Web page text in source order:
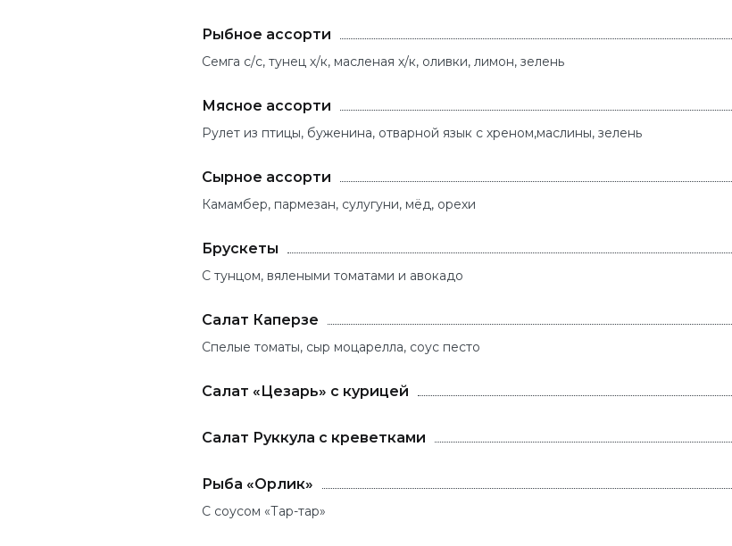
Рыбное ассорти
Семга с/с, тунец х/к, масленая х/к, оливки, лимон, зелень
Мясное ассорти
Рулет из птицы, буженина, отварной язык с хреном,маслины, зелень
Сырное ассорти
Камамбер, пармезан, сулугуни, мёд, орехи
Брускеты
С тунцом, вялеными томатами и авокадо
Салат Каперзе
Спелые томаты, сыр моцарелла, соус песто
Салат «Цезарь» с курицей
Салат Руккула с креветками
Рыба «Орлик»
С соусом «Тар-тар»